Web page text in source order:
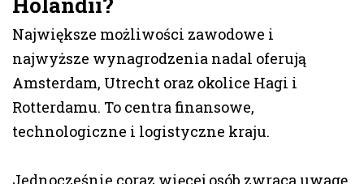
Największe możliwości zawodowe i
najwyższe wynagrodzenia nadal oferują
Amsterdam, Utrecht oraz okolice Hagi i
Rotterdamu. To centra finansowe,
technologiczne i logistyczne kraju.